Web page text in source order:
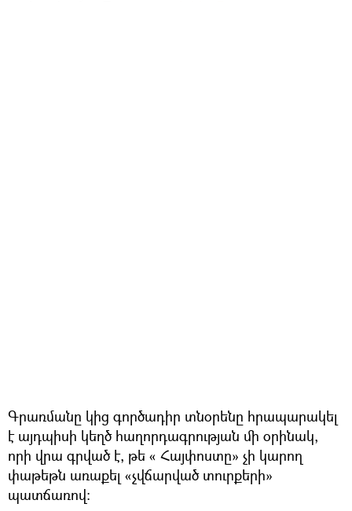
Գրառմանը կից գործադիր տնօրենը հրապարակել
է այդպիսի կեղծ հաղորդագրության մի օրինակ,
որի վրա գրված է, թե « Հայփոստը» չի կարող
փաթեթն առաքել «չվճարված տուրքերի»
պատճառով։